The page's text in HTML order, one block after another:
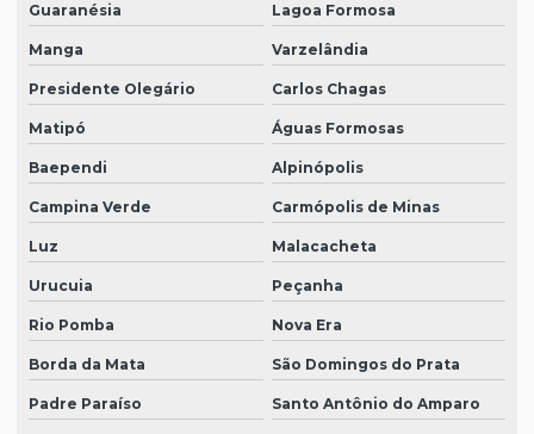
Guaranésia Lagoa Formosa
Manga Varzelândia
Presidente Olegário Carlos Chagas
Matipó Águas Formosas
Baependi Alpinópolis
Campina Verde Carmópolis de Minas
Luz Malacacheta
Urucuia Peçanha
Rio Pomba Nova Era
Borda da Mata São Domingos do Prata
Padre Paraíso Santo Antônio do Amparo